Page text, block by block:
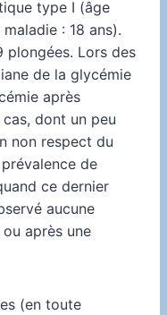
type I (âge
: 18 ans).
plongées. Lors des
de la glycémie
après
dont un peu
non respect du
de
ce dernier
aucune
après une
(en toute